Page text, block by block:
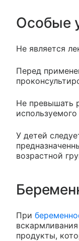
Особые
Не является
Перед
Не превышать
У детей
возрастной
При
продукты,